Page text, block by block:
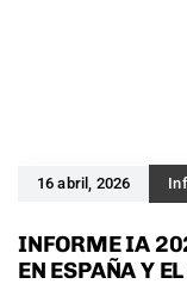
16 abril, 2026
INFORME IA
EN ESPAÑA Y